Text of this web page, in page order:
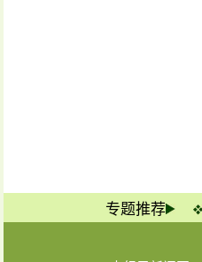
专题推荐